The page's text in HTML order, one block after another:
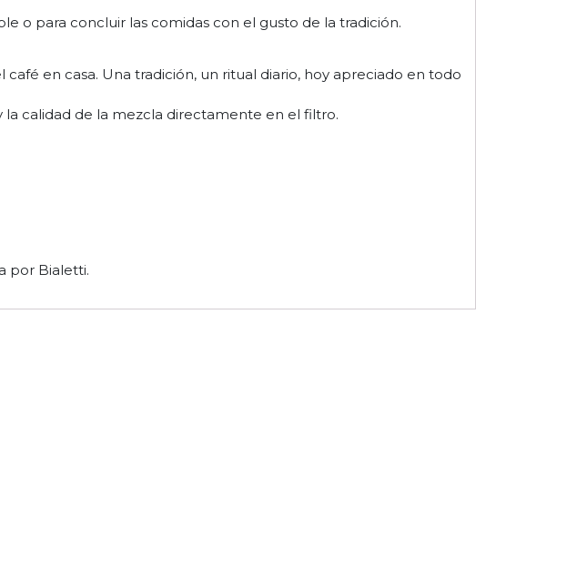
o para concluir las comidas con el gusto de la tradición.
en casa. Una tradición, un ritual diario, hoy apreciado en todo
la calidad de la mezcla directamente en el filtro.
por Bialetti.